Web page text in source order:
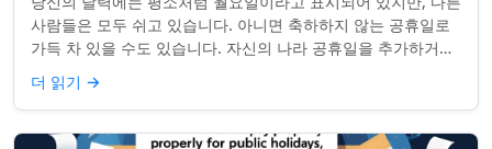
사람들은 모두 쉬고 있습니다. 아니면 축하하지 않는 공휴일로
가득 차 있을 수도 있습니다. 자신의 나라 공휴일을 추가하거나
더 읽기 →